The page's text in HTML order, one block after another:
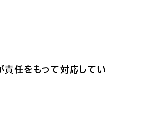
責任をもって対応してい